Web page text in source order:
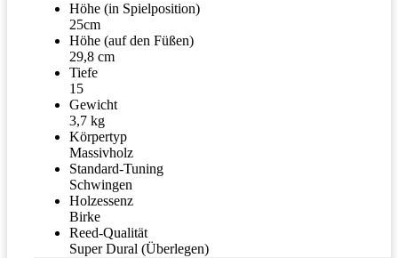
Höhe (in Spielposition)
25cm
Höhe (auf den Füßen)
29,8 cm
Tiefe
15
Gewicht
3,7 kg
Körpertyp
Massivholz
Standard-Tuning
Schwingen
Holzessenz
Birke
Reed-Qualität
Super Dural (Überlegen)